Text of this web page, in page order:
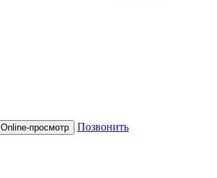
Online-просмотр Позвонить